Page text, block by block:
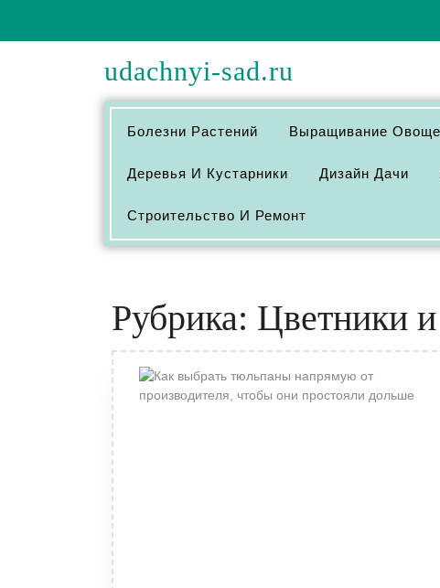
udachnyi-sad.ru
Болезни Растений Выращивание
Деревья И Кустарники Дизайн Дачи
Строительство И Ремонт
Рубрика: Цветники